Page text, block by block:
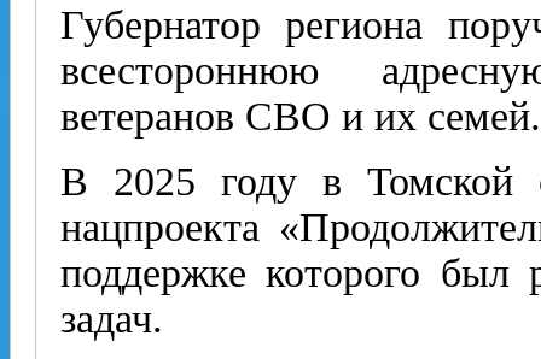
Губернатор региона
всестороннюю
ветеранов СВО и их семей.
В 2025 году в Томской
нацпроекта
поддержке которого был
задач.